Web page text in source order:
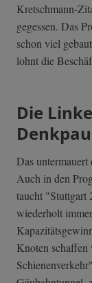
Kretschmann-
gegessen. Das
schon viel
lohnt die
Die
Das
Auch in den
taucht "Stuttgart
wiederholt
Knoten